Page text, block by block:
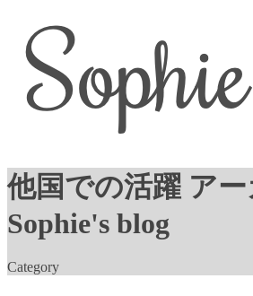
他国での活躍 ア
Sophie's blog
Category